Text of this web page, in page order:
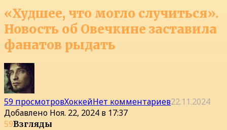
«Худшее, что могло случиться».
Новость об Овечкине заставила
фанатов рыдать
59 просмотровХоккейНет комментариев22.11.2024
Добавлено Ноя. 22, 2024 в 17:37
59Взгляды